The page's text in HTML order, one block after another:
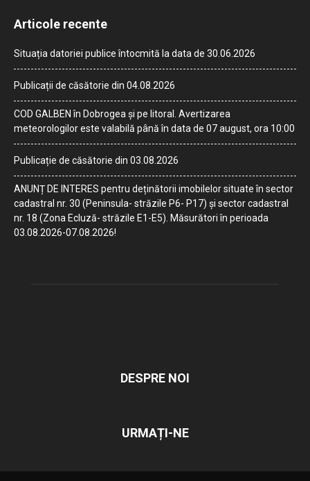
Articole recente
Situația datoriei publice întocmită la data de 30.06.2026
Publicații de căsătorie din 04.08.2026
COD GALBEN în Dobrogea și pe litoral. Avertizarea
meteorologilor este valabilă până în data de 07 august, ora 10:00
Publicație de căsătorie din 03.08.2026
ANUNȚ DE INTERES pentru deținătorii imobilelor situate în sector
cadastral nr. 30 (Peninsula- străzile P6- P17) și sector cadastral
nr. 18 (Zona Ecluză- străzile E1-E5). Măsurători în perioada
03.08.2026-07.08.2026!
DESPRE NOI
URMAȚI-NE